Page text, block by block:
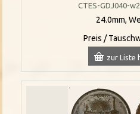
CTES-GDJ040-
24.0mm,
Preis /
zur Liste